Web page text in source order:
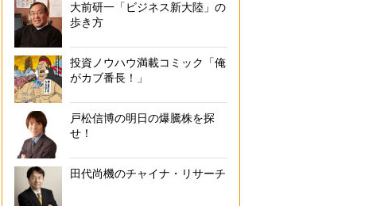
大前研一「ビジネス新大陸」の
歩き方
投資ノウハウ満載コミック「俺
がカブ番長！」
戸松信博の明日の爆騰株を探
せ！
田代尚機のチャイナ・リサーチ